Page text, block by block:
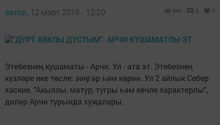
автор, 12 март 2018 - 12:20 860 0 0
Этебезнең кушаматы - Арчи. Ул - ата эт. Этебезнең
күзләре ике төсле: зәңгәр һәм көрән. Ул 2 айлык Себер
хаские. "Акыллы, матур, тугры һәм көчле характерлы",
диләр Арчи турында хуҗалары.